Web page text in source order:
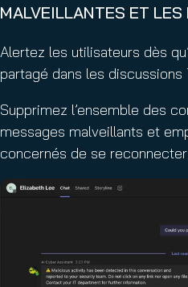
MALVEILLANTES ET
Alertez les utilisateurs dès
partagé dans les discussions
Supprimez l’ensemble des
messages malveillants et
concernés de se